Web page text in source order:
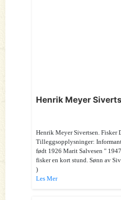
Henrik Meyer
Henrik Meyer Sivertsen. Fisker
Tilleggsopplysninger:
født 1926 Marit Salvesen "
fisker en kort stund. Sønn av
)
Les Mer